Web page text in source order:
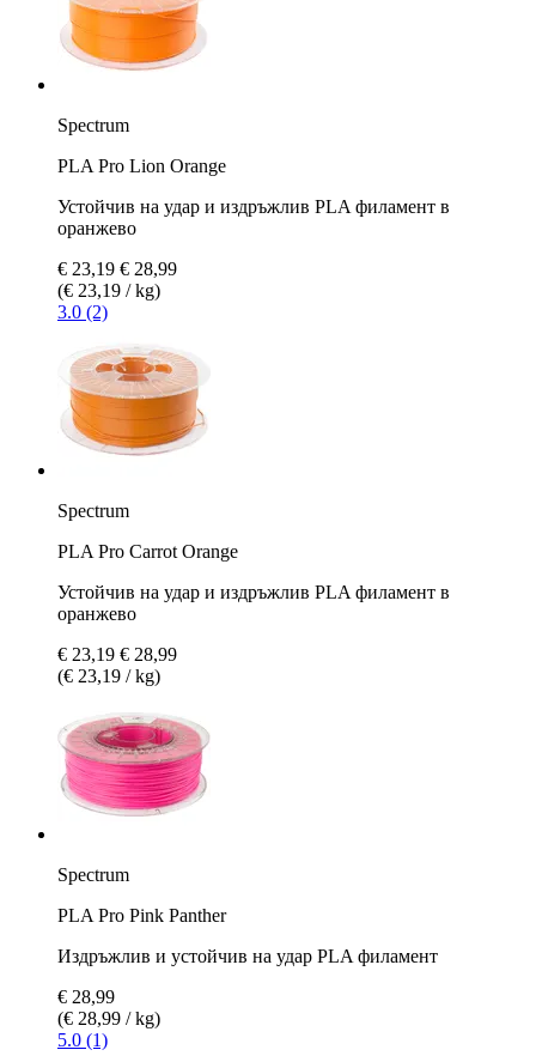
Spectrum
PLA Pro Lion Orange
Устойчив на удар и издръжлив PLA филамент в
оранжево
€ 23,19 € 28,99
(€ 23,19 / kg)
3.0 (2)
Spectrum
PLA Pro Carrot Orange
Устойчив на удар и издръжлив PLA филамент в
оранжево
€ 23,19 € 28,99
(€ 23,19 / kg)
Spectrum
PLA Pro Pink Panther
Издръжлив и устойчив на удар PLA филамент
€ 28,99
(€ 28,99 / kg)
5.0 (1)